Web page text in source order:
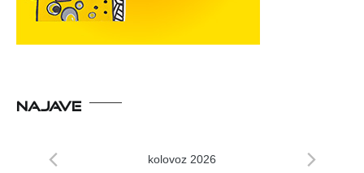
NAJAVE
kolovoz 2026